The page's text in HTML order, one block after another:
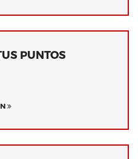
PUNTOS